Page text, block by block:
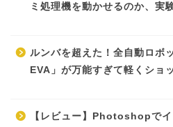
ミ処理機を動かせるのか、実
ルンバを超えた！全自動ロボ
EVA」が万能すぎて軽くショ
【レビュー】Photoshopで